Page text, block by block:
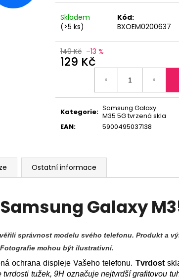
Skladem
(>5 ks)
Kód:
BXOEM0200637
149 Kč –13 %
129 Kč
Kategorie: Samsung Galaxy
M35 5G tvrzená skla
EAN: 5900495037138
Ostatní informace
Galaxy
správnost modelu svého telefonu. Produkt a
mohou být ilustrativní.
ochrana displeje Vašeho telefonu. Tvrdost
tvrdosti tužek, 9H označuje nejtvrdší grafitovou